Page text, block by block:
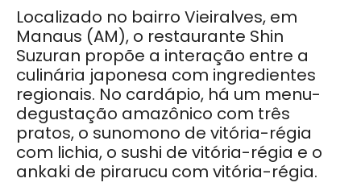
Localizado no bairro Vieiralves, em
Manaus (AM), o restaurante Shin
Suzuran propõe a interação entre a
culinária japonesa com ingredientes
regionais. No cardápio, há um menu-
degustação amazônico com três
pratos, o sunomono de vitória-régia
com lichia, o sushi de vitória-régia e o
ankaki de pirarucu com vitória-régia.